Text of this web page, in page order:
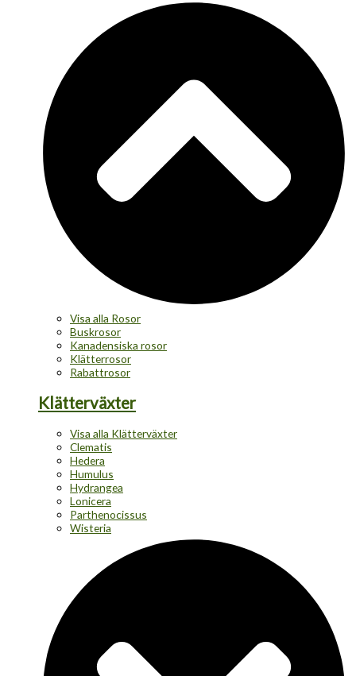
Visa alla Rosor
Buskrosor
Kanadensiska rosor
Klätterrosor
Rabattrosor
Klätterväxter
Visa alla Klätterväxter
Clematis
Hedera
Humulus
Hydrangea
Lonicera
Parthenocissus
Wisteria